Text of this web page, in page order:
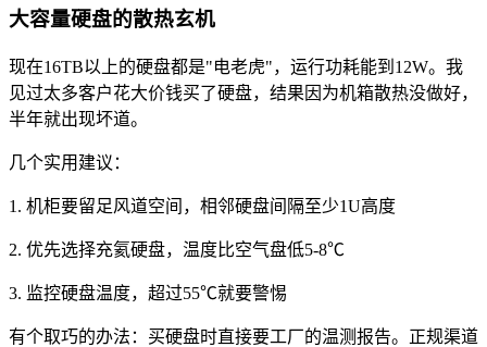
大容量硬盘的散热玄机
现在16TB以上的硬盘都是"电老虎"，运行功耗能到12W。我
见过太多客户花大价钱买了硬盘，结果因为机箱散热没做好，
半年就出现坏道。
几个实用建议：
1. 机柜要留足风道空间，相邻硬盘间隔至少1U高度
2. 优先选择充氦硬盘，温度比空气盘低5-8℃
3. 监控硬盘温度，超过55℃就要警惕
有个取巧的办法：买硬盘时直接要工厂的温测报告。正规渠道